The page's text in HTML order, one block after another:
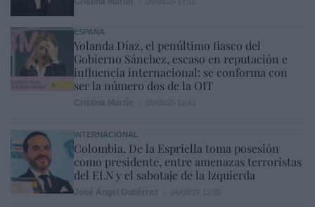
ESPAÑA
Yolanda Díaz, el penúltimo fiasco del
Gobierno Sánchez, escaso en reputación e
influencia internacional: se conforma con
ser la número dos de la OIT
INTERNACIONAL
Colombia. De la Espriella toma posesión
como presidente, entre amenazas terroristas
del ELN y el sabotaje de la Izquierda